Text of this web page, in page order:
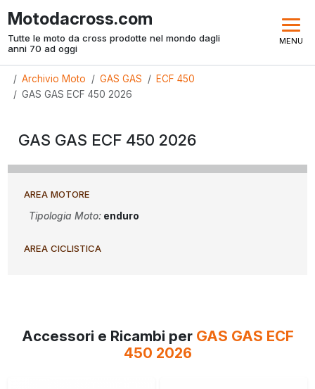
Motodacross.com
Tutte le moto da cross prodotte nel mondo dagli
anni 70 ad oggi
MENU
Archivio Moto GAS GAS
ECF 450
GAS GAS ECF 450 2026
GAS GAS ECF 450 2026
AREA MOTORE
Tipologia Moto: enduro
AREA CICLISTICA
Accessori e Ricambi per GAS GAS ECF
450 2026